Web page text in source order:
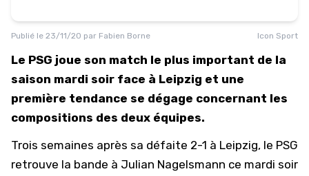
Publié le 23/11/20 par Fabien Borne Icon Sport
Le PSG joue son match le plus important de la
saison mardi soir face à Leipzig et une
première tendance se dégage concernant les
compositions des deux équipes.
Trois semaines après sa défaite 2-1 à Leipzig, le PSG
retrouve la bande à Julian Nagelsmann ce mardi soir